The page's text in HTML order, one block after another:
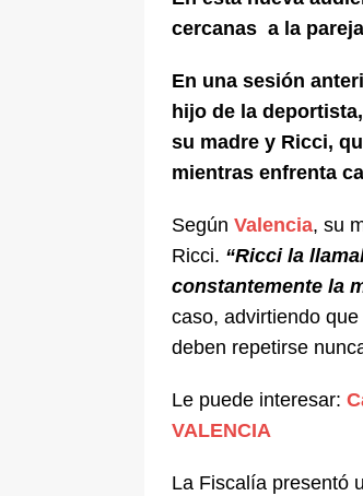
cercanas a la
En una sesión
hijo de la
su madre y Ricci,
mientras enfrenta
Según Valencia, su
Ricci. “Ricci la
constantemente la
caso, advirtiendo
deben repetirse
Le puede interesar:
VALENCIA
La Fiscalía presentó